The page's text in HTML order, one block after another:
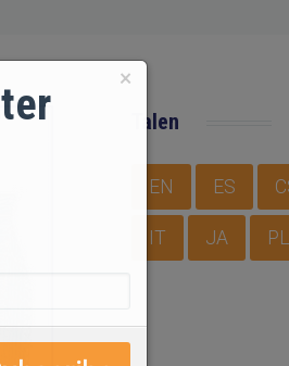
Talen
EN ES
IT JA PL
×